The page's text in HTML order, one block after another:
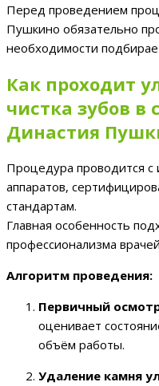
Перед проведением
Пушкино обязательно
необходимости
Как проходит
чистка зубов в
Династия
Процедура проводится
аппаратов,
стандартам.
Главная особенность
профессионализма
Алгоритм проведения:
Первичный
оценивает
объём работы.
Удаление камня